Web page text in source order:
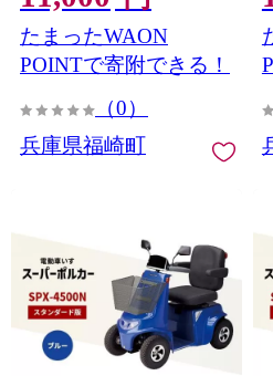
たまったWAON
POINTで寄附できる！
（0）
兵庫県福崎町